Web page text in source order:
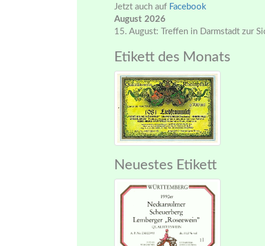
Jetzt auch auf Facebook
August 2026
15. August: Treffen in Darmstadt zur
Etikett des Monats
Neuestes Etikett